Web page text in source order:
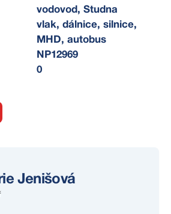
vodovod, Studna
vlak, dálnice, silnice,
MHD, autobus
NP12969
0
Jenišová